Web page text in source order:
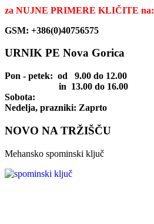
za NUJNE PRIMERE KLIČITE na:
GSM: +386(0)40756575
URNIK PE Nova Gorica
Pon - petek: od 9.00 do 12.00
in 13.00 do 16.00
Sobota:
Nedelja, prazniki: Zaprto
NOVO NA TRŽIŠČU
Mehansko spominski ključ